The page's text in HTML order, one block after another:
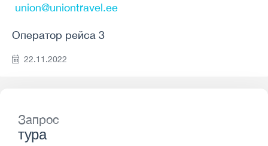
union@uniontravel.ee
Оператор рейса 3
22.11.2022
Запрос
тура